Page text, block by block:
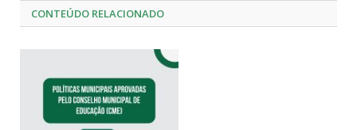
CONTEÚDO RELACIONADO